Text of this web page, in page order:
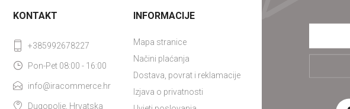
KONTAKT
+385992678227
Pon-Pet 08:00 - 16:00
info@iracommerce.hr
Dugopolje, Hrvatska
INFORMACIJE
Mapa stranice
Načini plaćanja
Dostava, povrat i reklamacije
Izjava o privatnosti